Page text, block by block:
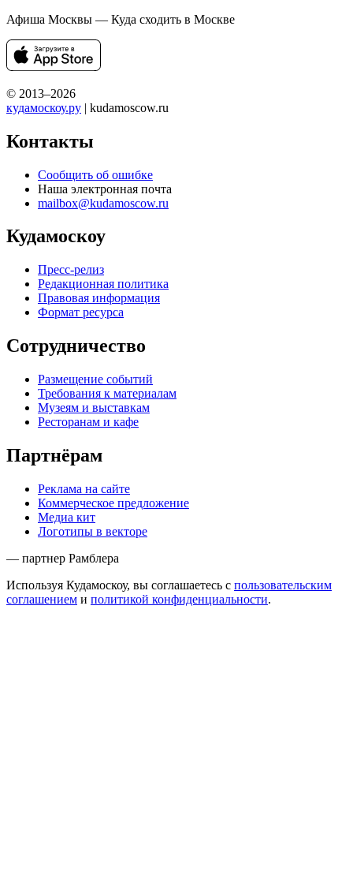
Афиша Москвы — Куда сходить в Москве
© 2013–2026
кудамоскоу.ру | kudamoscow.ru
Контакты
Сообщить об ошибке
Наша электронная почта
mailbox@kudamoscow.ru
Кудамоскоу
Пресс-релиз
Редакционная политика
Правовая информация
Формат ресурса
Сотрудничество
Размещение событий
Требования к материалам
Музеям и выставкам
Ресторанам и кафе
Партнёрам
Реклама на сайте
Коммерческое предложение
Медиа кит
Логотипы в векторе
— партнер Рамблера
Используя Кудамоскоу, вы соглашаетесь с пользовательским
соглашением и политикой конфиденциальности.